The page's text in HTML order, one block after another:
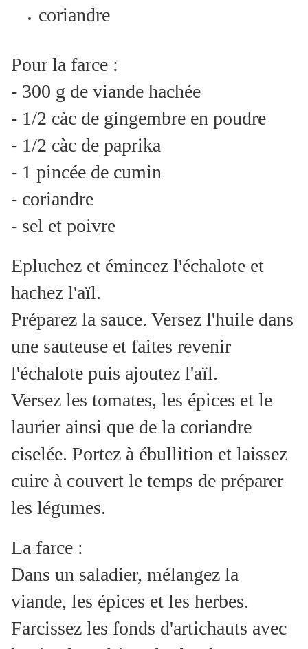
coriandre
Pour la farce :
- 300 g de viande hachée
- 1/2 càc de gingembre en poudre
- 1/2 càc de paprika
- 1 pincée de cumin
- coriandre
- sel et poivre
Epluchez et émincez l'échalote et
hachez l'aïl.
Préparez la sauce. Versez l'huile dans
une sauteuse et faites revenir
l'échalote puis ajoutez l'aïl.
Versez les tomates, les épices et le
laurier ainsi que de la coriandre
ciselée. Portez à ébullition et laissez
cuire à couvert le temps de préparer
les légumes.
La farce :
Dans un saladier, mélangez la
viande, les épices et les herbes.
Farcissez les fonds d'artichauts avec